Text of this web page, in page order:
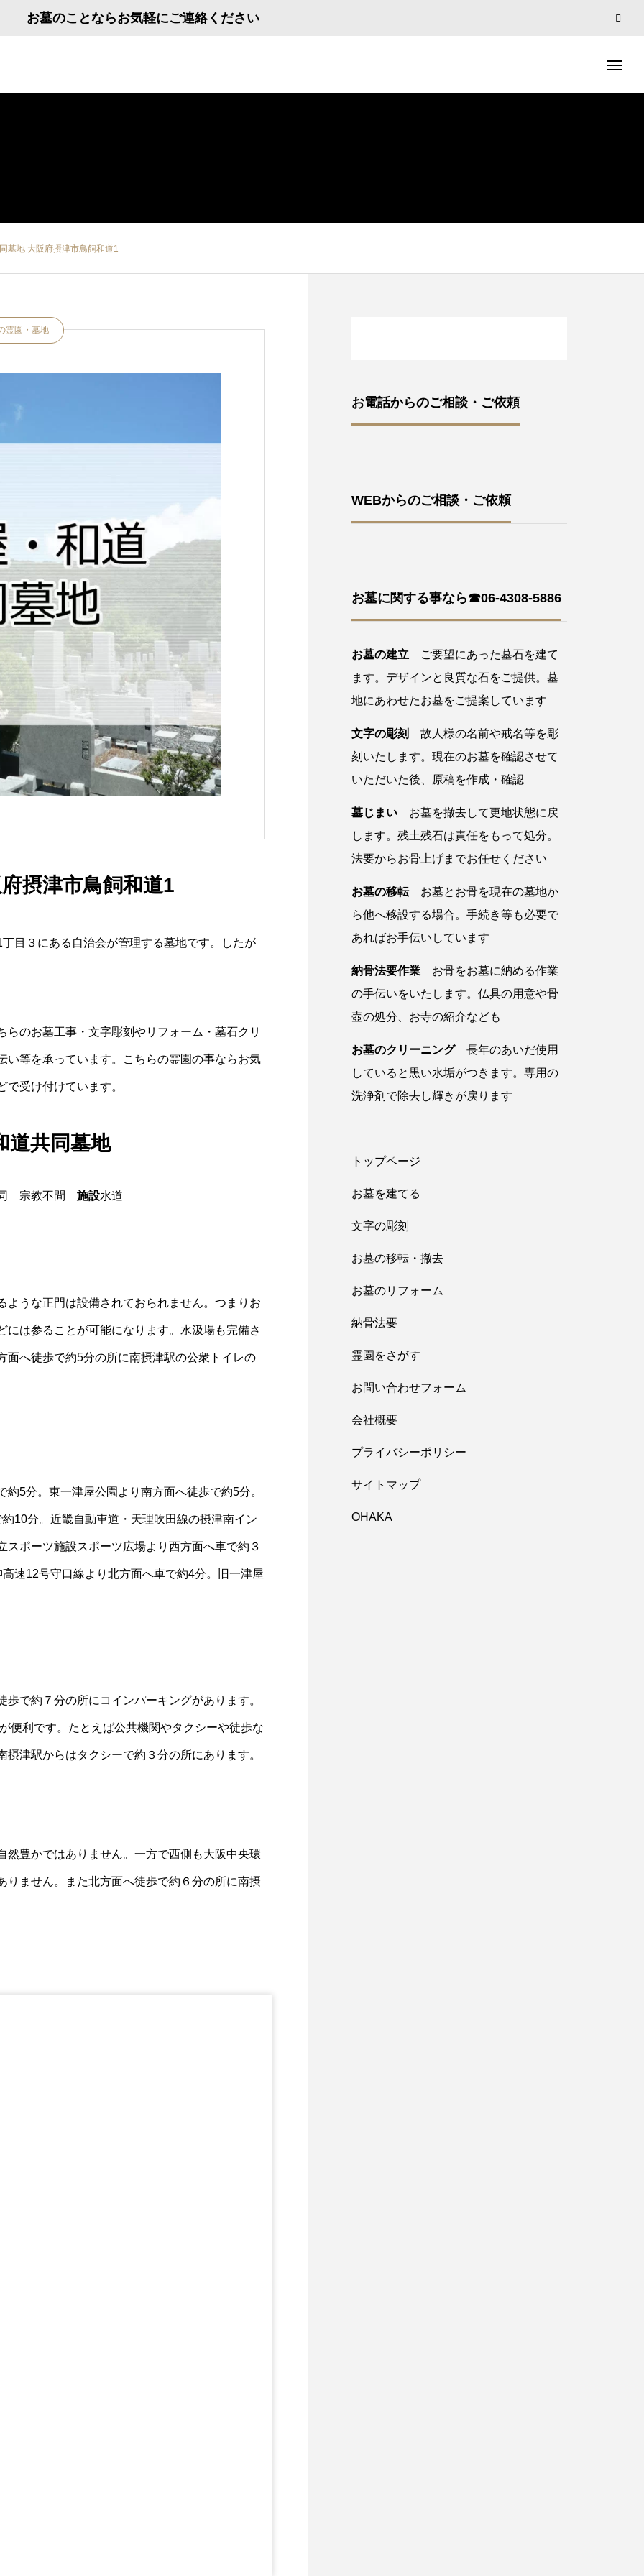
お墓のことならお気軽にご連絡ください
墓地 大阪府摂津市鳥飼和道1
霊園・墓地
摂津市鳥飼和道1
目３にある自治会が管理する墓地です。したが
のお墓工事・文字彫刻やリフォーム・墓石クリ
等を承っています。こちらの霊園の事ならお気
受け付けています。
道共同墓地
宗教不問 施設水道
うな正門は設備されておられません。つまりお
は参ることが可能になります。水汲場も完備さ
面へ徒歩で約5分の所に南摂津駅の公衆トイレの
5分。東一津屋公園より南方面へ徒歩で約5分。
10分。近畿自動車道・天理吹田線の摂津南イン
ポーツ施設スポーツ広場より西方面へ車で約３
速12号守口線より北方面へ車で約4分。旧一津屋
で約７分の所にコインパーキングがあります。
便利です。たとえば公共機関やタクシーや徒歩な
津駅からはタクシーで約３分の所にあります。
豊かではありません。一方で西側も大阪中央環
ません。また北方面へ徒歩で約６分の所に南摂
お電話からのご相談・ご依頼
WEBからのご相談・ご依頼
お墓に関する事なら☎06-4308-5886
お墓の建立 ご要望にあった墓石を建て
ます。デザインと良質な石をご提供。墓
地にあわせたお墓をご提案しています
文字の彫刻
故人様の名前や戒名等を彫
刻いたします。現在のお墓を確認させて
いただいた後、原稿を作成・確認
墓じまい お墓を撤去して更地状態に戻
します。残土残石は責任をもって処分。
法要からお骨上げまでお任せください
お墓の移転お墓とお骨を現在の墓地か
ら他へ移設する場合。手続き等も必要で
あればお手伝いしています
納骨法要作業 お骨をお墓に納める作業
の手伝いをいたします。仏具の用意や骨
壺の処分、お寺の紹介なども
お墓のクリーニング長年のあいだ使用
していると黒い水垢がつきます。専用の
洗浄剤で除去し輝きが戻ります
トップページ
お墓を建てる
文字の彫刻
お墓の移転・撤去
お墓のリフォーム
納骨法要
霊園をさがす
お問い合わせフォーム
会社概要
プライバシーポリシー
サイトマップ
OHAKA